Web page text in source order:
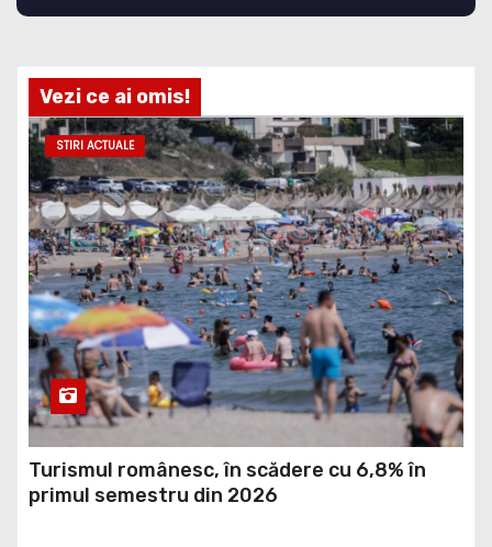
Vezi ce ai omis!
STIRI ACTUALE
Turismul românesc, în scădere cu 6,8% în
primul semestru din 2026